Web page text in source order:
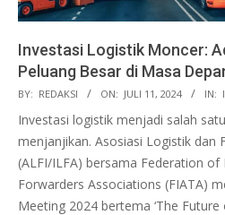
Investasi Logistik Moncer:
Peluang Besar di Masa
2024-
07-
BY: REDAKSI ON: JULI 11, 2024 IN:
Investasi logistik menjadi salah
menjanjikan. Asosiasi Logistik dan
(ALFI/ILFA) bersama Federation
Forwarders Associations (FIATA)
Meeting 2024 bertema ‘The